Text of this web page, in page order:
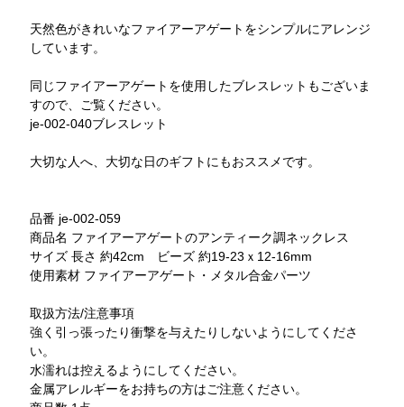
天然色がきれいなファイアーアゲートをシンプルにアレンジ
しています。
同じファイアーアゲートを使用したブレスレットもございま
すので、ご覧ください。
je-002-040ブレスレット
大切な人へ、大切な日のギフトにもおススメです。
品番 je-002-059
商品名 ファイアーアゲートのアンティーク調ネックレス
サイズ 長さ 約42cm ビーズ 約19-23ｘ12-16mm
使用素材 ファイアーアゲート・メタル合金パーツ
取扱方法/注意事項
強く引っ張ったり衝撃を与えたりしないようにしてくださ
い。
水濡れは控えるようにしてください。
金属アレルギーをお持ちの方はご注意ください。